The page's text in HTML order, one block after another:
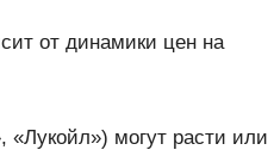
от динамики цен на
«Лукойл») могут расти или